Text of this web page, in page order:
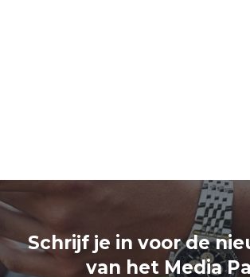
Schrijf je in voor de
van het Media